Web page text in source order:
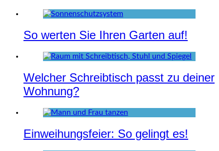
So werten Sie Ihren Garten auf!
Welcher Schreibtisch passt zu deiner
Wohnung?
Einweihungsfeier: So gelingt es!